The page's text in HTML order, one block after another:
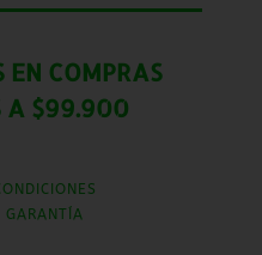
EN COMPRAS
A $99.900
GARANTÍA